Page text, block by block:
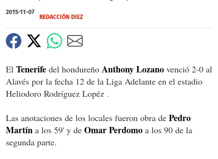
2015-11-07
REDACCIÓN DIEZ
El Tenerife del hondureño Anthony Lozano venció 2-0 al
Alavés por la fecha 12 de la Liga Adelante en el estadio
Heliodoro Rodríguez Lopéz .
Las anotaciones de los locales fueron obra de Pedro
Martín a los 59' y de Omar Perdomo a los 90 de la
segunda parte.